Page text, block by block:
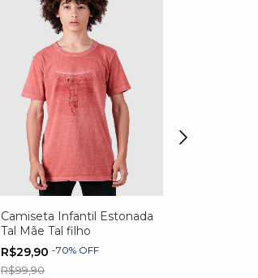
Camiseta Infantil Estonada
Tal Mãe Tal filho
R$29,90 -70% OFF
R$99,90